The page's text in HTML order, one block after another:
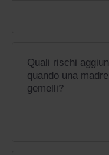
Quali rischi
quando una
gemelli?